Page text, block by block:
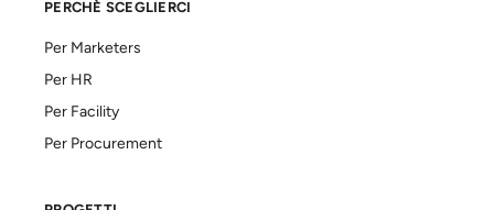
PERCHÈ SCEGLIERCI
Per Marketers
Per HR
Per Facility
Per Procurement